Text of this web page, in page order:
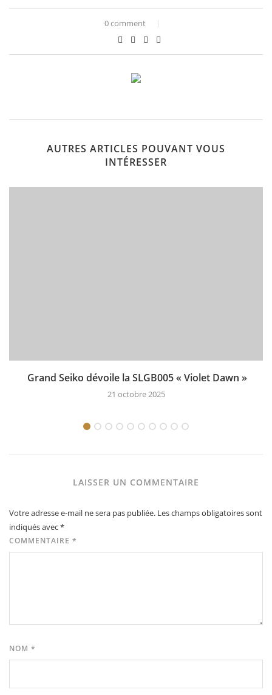
0 comment
AUTRES ARTICLES POUVANT VOUS
INTÉRESSER
Grand Seiko dévoile la SLGB005 « Violet Dawn »
21 octobre 2025
LAISSER UN COMMENTAIRE
Votre adresse e-mail ne sera pas publiée. Les champs obligatoires sont
indiqués avec*
COMMENTAIRE *
NOM *